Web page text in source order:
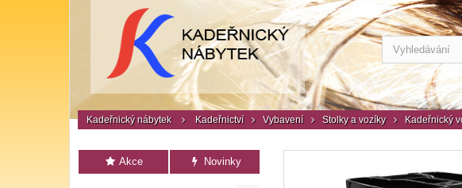
Kadeřnický nábytek Kadeřnictví Vybavení Stolky a vozíky Kadeřnický
Akce Novinky